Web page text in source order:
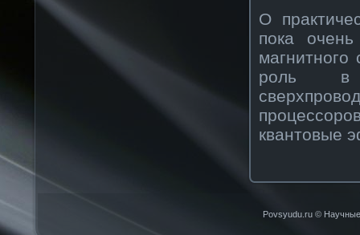
О
пока
роль в
квантовые
Povsyudu.ru © Научные